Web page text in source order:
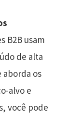
B2B usam
de alta
aborda os
alvo e
você pode